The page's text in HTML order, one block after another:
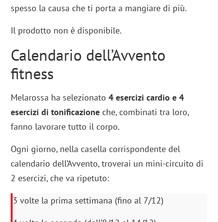
spesso la causa che ti porta a mangiare di più.
Il prodotto non è disponibile.
Calendario dell’Avvento
fitness
Melarossa ha selezionato4 esercizi cardio e 4
esercizi di tonificazione che, combinati tra loro,
fanno lavorare tutto il corpo.
Ogni giorno, nella casella corrispondente del
calendario dell’Avvento, troverai un mini-circuito di
2 esercizi, che va ripetuto:
3 volte la prima settimana (fino al 7/12)